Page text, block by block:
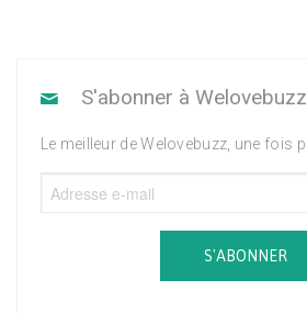
S'abonner à Welovebuzz
Le meilleur de Welovebuzz, une fois
S'ABONNER